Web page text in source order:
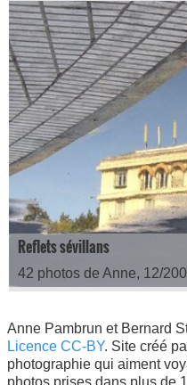
Reflets sévillans
42 photos de Anne, 12/
Anne Pambrun et Bernard
Licence CC-BY. Site créé
photographie qui aiment
photos prises dans plus de